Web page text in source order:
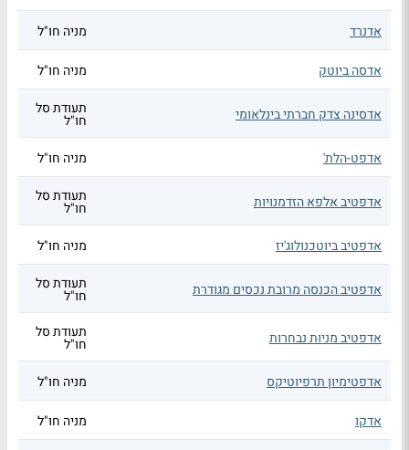
אדנרד מניה חו"ל
אדסה ביוטק מניה חו"ל
אדסינה צדק חברתי בינלאומי תעודת סל
חו"ל
אדפט-הלת'
מניה חו"ל
אדפטיב אלפא הזדמנויות תעודת סל
חו"ל
אדפטיב ביוטכנולוג'יז
מניה חו"ל
אדפטיב הכנסה מרובת נכסים מגודרת תעודת סל
חו"ל
אדפטיב מניות נבחרות תעודת סל
חו"ל
אדפטימיון תרפיוטיקס
מניה חו"ל
אדקו מניה חו"ל